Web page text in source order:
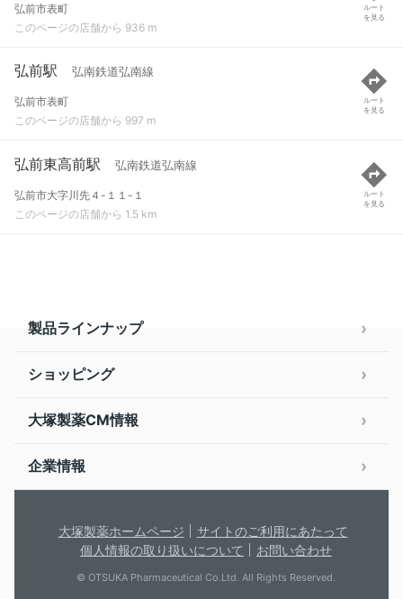
弘前市表町
このページの店舗から 936 m
ルート
を見る
弘前駅 弘南鉄道弘南線
弘前市表町
このページの店舗から 997 m
ルート
を見る
弘前東高前駅 弘南鉄道弘南線
弘前市大字川先４-１１-１
このページの店舗から 1.5 km
ルート
を見る
製品ラインナップ
ショッピング
大塚製薬CM情報
企業情報
大塚製薬ホームページ
サイトのご利用にあたって
個人情報の取り扱いについて
お問い合わせ
© OTSUKA Pharmaceutical Co.Ltd. All Rights Reserved.